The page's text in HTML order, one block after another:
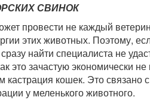
СВИНОК
провести не каждый
этих животных. Поэтому,
найти специалиста не
это зачастую экономически
кастрация кошек. Это связано
у меленького животного.